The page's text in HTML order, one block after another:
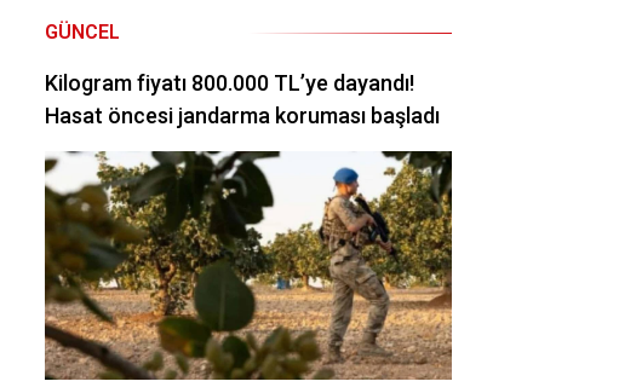
GÜNCEL
Kilogram fiyatı 800.000 TL’ye dayandı!
Hasat öncesi jandarma koruması başladı